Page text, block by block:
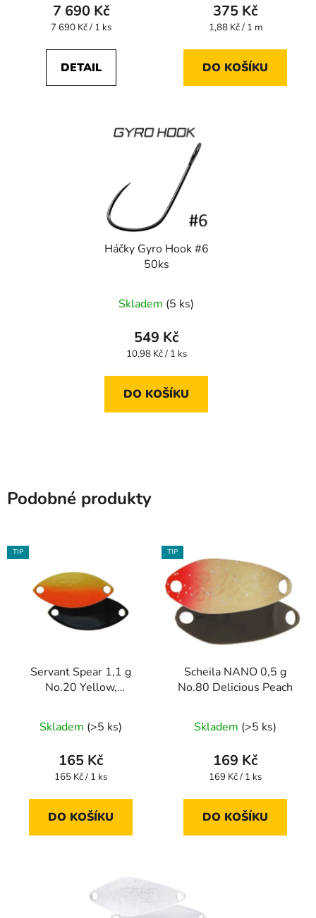
7 690 Kč
Měrná
7 690 Kč / 1 ks
DETAIL
375 Kč
Měrná
1,88 Kč / 1 m
DO KOŠÍKU
Háčky Gyro Hook #6
50ks
Skladem (5 ks)
549 Kč
Měrná
10,98 Kč / 1 ks
DO KOŠÍKU
Podobné produkty
TIP
Servant Spear 1,1 g
No.20 Yellow,
Skladem (>5 ks)
165 Kč
Měrná
165 Kč / 1 ks
DO KOŠÍKU
TIP
Scheila NANO 0,5 g
No.80 Delicious Peach
Skladem (>5 ks)
169 Kč
Měrná
169 Kč / 1 ks
DO KOŠÍKU